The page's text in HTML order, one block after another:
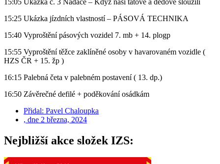
15:25 Ukázka jízdních vlastností – PÁSOVÁ TECHNIKA
15:40 Vyproštění pásových vozidel 7. mb + 14. plogp
15:55 Vyproštění těžce zaklíněné osoby v havarovaném vozidle (
HZS ČR + 15. žp )
16:15 Palebná četa v palebném postavení ( 13. dp.)
16:50 Závěrečné defilé + poděkování osádkám
Přidal: Pavel Chaloupka
, dne 2 března, 2024
Nejbližší akce složek IZS: